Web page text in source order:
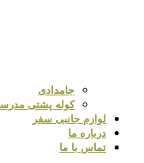
جامدادی
کوله پشتی مدرسه
لوازم جانبی سفر
درباره ما
تماس با ما